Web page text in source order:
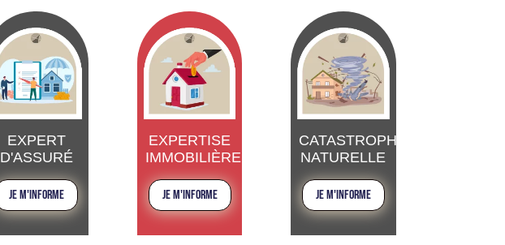
EXPERT
D'ASSURÉ
JE M'INFORME
EXPERTISE
IMMOBILIÈRE
JE M'INFORME
CATASTROPHE
NATURELLE
JE M'INFORME